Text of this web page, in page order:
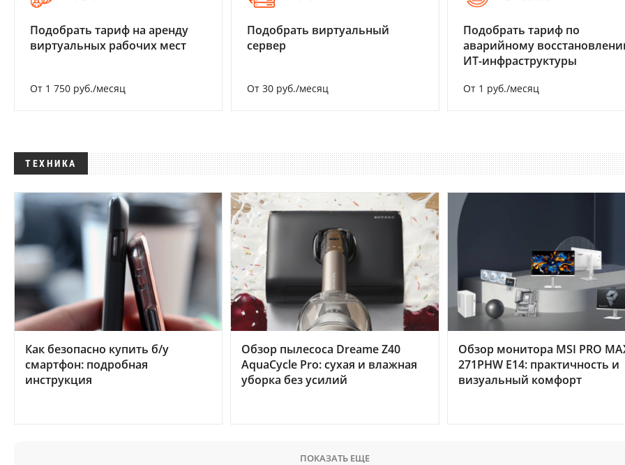
Подобрать тариф на аренду
виртуальных рабочих мест
От 1 750 руб./месяц
Подобрать виртуальный
сервер
От 30 руб./месяц
Подобрать тариф по
аварийному
ИТ-инфраструктуры
От 1 руб./месяц
ТЕХНИКА
Как безопасно купить б/у
смартфон: подробная
инструкция
Обзор пылесоса Dreame Z40
AquaCycle Pro: сухая и влажная
уборка без усилий
Обзор монитора MSI PRO
271PHW E14: практичность и
визуальный комфорт
ПОКАЗАТЬ ЕЩЕ